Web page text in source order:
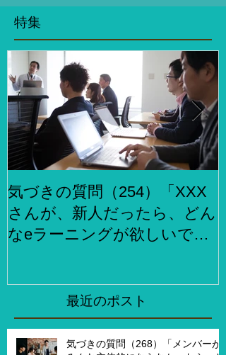
特集
気づきの質問（254）「XXX
さんが、新人だったら、どん
なeラーニングが欲しいです
のですか？」最近のポスト
気づきの質問（268）「メンバーが